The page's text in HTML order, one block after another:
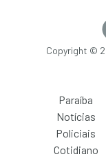
Copyright ©
Paraíba
Notícias
Policiais
Cotidiano